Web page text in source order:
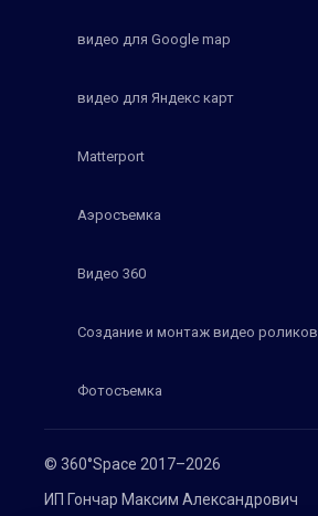
© 360°Space 2017–2026
ИП Гончар Максим Александрович
видео для Google map
видео для Яндекс карт
Matterport
Аэросъемка
Видео 360
Создание и монтаж видео роликов
Фотосъемка